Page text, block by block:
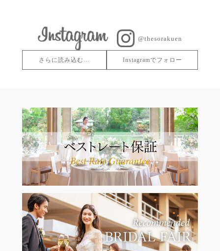
@thesorakuen
さらに読み込む… Instagramでフォロー